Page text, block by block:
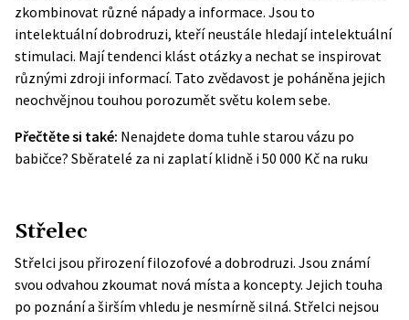
zkombinovat různé nápady a informace. Jsou to
intelektuální dobrodruzi, kteří neustále hledají intelektuální
stimulaci. Mají tendenci klást otázky a nechat se inspirovat
různými zdroji informací. Tato zvědavost je poháněna jejich
neochvějnou touhou porozumět světu kolem sebe.
Přečtěte si také: Nenajdete doma tuhle starou vázu po
babičce? Sběratelé za ni zaplatí klidně i 50 000 Kč na ruku
Střelec
Střelci jsou přirození filozofové a dobrodruzi. Jsou známí
svou odvahou zkoumat nová místa a koncepty. Jejich touha
po poznání a širším vhledu je nesmírně silná. Střelci nejsou